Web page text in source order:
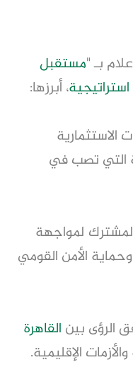
بـ "مستقبل
استراتيجية، أبرزها:
الاستثمارية
التي تصب في
لمواجهة
الأمن القومي
الرؤى بين القاهرة
الإقليمية.